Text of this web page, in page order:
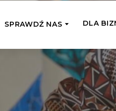
Kalorie
dziecku posiłek z okazji Dnia
SPRAWDŹ NAS
Zespół Fundacji
Poznaj listonoszy
Ciebie wsparcia
DLA